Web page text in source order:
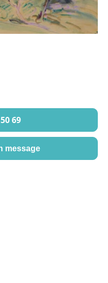
69
message